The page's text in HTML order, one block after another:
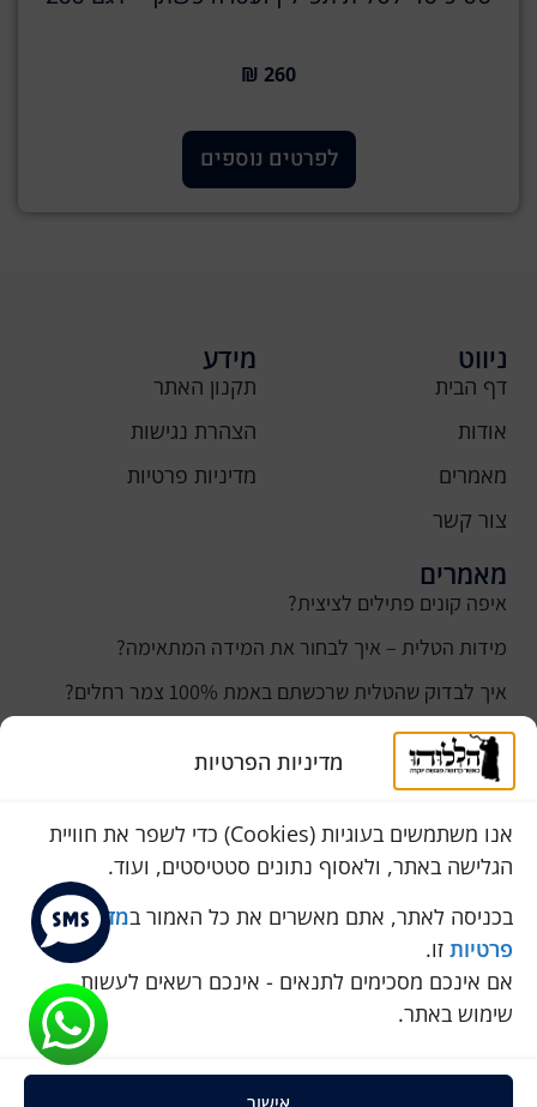
מדיניות הפרטיות
אנו משתמשים בעוגיות (Cookies) כדי לשפר את חוויית
הגלישה באתר, ולאסוף נתונים סטטיסטים, ועוד.
בכניסה לאתר, אתם מאשרים את כל האמור במדיניות
פרטיות זו.
אם אינכם מסכימים לתנאים - אינכם רשאים לעשות
שימוש באתר.
אישור
260 ₪
לפרטים נוספים
ניווט
דף הבית
אודות
מאמרים
צור קשר
מידע
תקנון האתר
הצהרת נגישות
מדיניות פרטיות
מאמרים
איפה קונים פתילים לציצית?
מידות הטלית – איך לבחור את המידה המתאימה?
איך לבדוק שהטלית שרכשתם באמת 100% צמר רחלים?
למה נהוג לקנות טלית לחתן ביום חתונתו?
כמה עולה טלית לחתן
סוגי טליתות
שירות לקוחות
050-774-8845
הכחול 10 א.ת, כנות
pini.mixum@gmail.com